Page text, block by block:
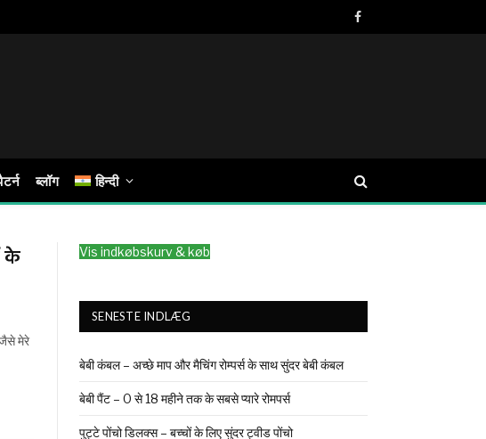
Facebook
ब्लॉग हिन्दी
के
मेरे
Vis indkøbskurv & køb
SENESTE INDLÆG
बेबी कंबल – अच्छे माप और मैचिंग रोम्पर्स के साथ सुंदर बेबी कंबल
बेबी पैंट – 0 से 18 महीने तक के सबसे प्यारे रोमपर्स
पुट्टे पोंचो डिलक्स – बच्चों के लिए सुंदर ट्वीड पोंचो